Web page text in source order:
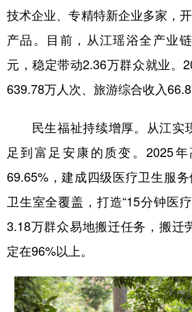
技术企业、专精特新企业多家，
产品。目前，从江瑶浴全产业
元，稳定带动2.36万群众就业。
639.78万人次、旅游综合收入
民生福祉持续增厚。从江实
足到富足安康的质变。2025
69.65%，建成四级医疗卫生服
卫生室全覆盖，打造“15分钟医
3.18万群众易地搬迁任务，搬迁
定在96%以上。